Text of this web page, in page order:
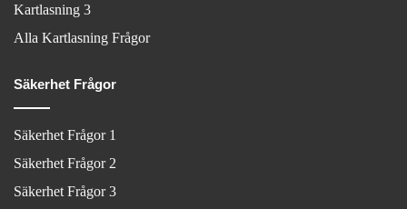
Kartlasning 3
Alla Kartlasning Frågor
Säkerhet Frågor
Säkerhet Frågor 1
Säkerhet Frågor 2
Säkerhet Frågor 3